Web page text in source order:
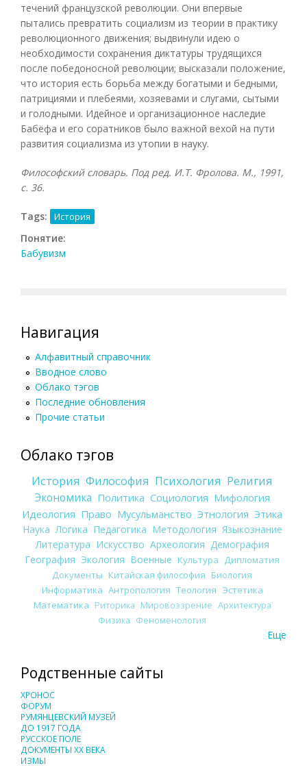
течений французской революции. Они впервые
пытались превратить социализм из теории в практику
революционного движения; выдвинули идею о
необходимости сохранения диктатуры трудящихся
после победоносной революции; высказали положение,
что история есть борьба между богатыми и бедными,
патрициями и плебеями, хозяевами и слугами, сытыми
и голодными. Идейное и организационное наследие
Бабёфа и его соратников было важной вехой на пути
развития социализма из утопии в науку.
Философский словарь. Под ред. И.Т. Фролова. М., 1991,
с. 36.
Tags: История
Понятие:
Бабувизм
Навигация
Алфавитный справочник
Вводное слово
Облако тэгов
Последние обновления
Прочие статьи
Облако тэгов
История Философия Психология Религия
Экономика Политика Социология Мифология
Идеология Право Мусульманство Этнология Этика
Наука Логика Педагогика Методология Языкознание
Литература Искусство Археология Демография
География Экология Военные Культура
Дипломатия
Документы Китайская философия Биология
Информатика Антропология Теология Эстетика
Математика Риторика Мировоззрение Архитектура
Физика Феноменология
Еще
Родственные сайты
ХРОНОС
ФОРУМ
РУМЯНЦЕВСКИЙ МУЗЕЙ
ДО 1917 ГОДА
РУССКОЕ ПОЛЕ
ДОКУМЕНТЫ XX ВЕКА
ИЗМЫ